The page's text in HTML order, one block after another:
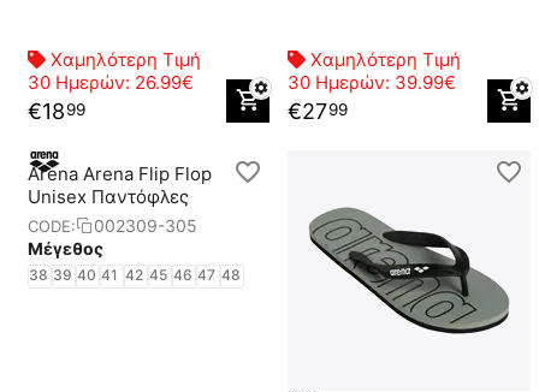
Χαμηλότερη Τιμή
30 Ημερών: 26.99€
€1899
Χαμηλότερη Τιμή
30 Ημερών: 39.99€
€2799
Arena Arena Flip Flop
Unisex Παντόφλες
CODE:
002309-305
Μέγεθος
38 39 40 41 42 45 46 47 48